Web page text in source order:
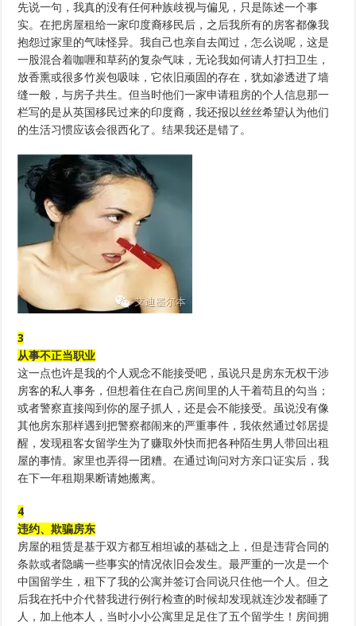
先说一句，我真的没有任何种族歧视与偏见，只是陈述一个事
实。在把房屋租给一家印度裔移民后，之后我所有的房客都像我
抱怨过家里的气味怪异。我自己也亲自去闻过，怎么说呢，这是
一股混合着咖喱和草药的复杂气味，无论我如何请人打扫卫生，
放香熏或很多竹炭包吸味，它依旧顽固的存在，犹如渗透进了墙
缝一般，与房子共生。但当时他们一家申请租房的个人信息那一
栏写的是从英国移民过来的印度裔，我还报以丝丝希望认为他们
的生活习惯应该会很西化了。结果我还是错了。
3
从事不正当职业
这一点也许是我的个人观念不能接受吧，虽说只是房东无权干涉
房客的私人事务，但想着住在自己房间里的人干着苟且的勾当；
或者警察直接闯到你的屋子抓人，还是会不能接受。虽说没有像
其他房东那样遇到把警察都闹来的严重事件，我依然通过邻居提
醒，发现租客女留学生为了赚取外快而把各种陌生男人带回出租
屋的事情。家里也弄得一团糟。在通过询问对方亲口证实后，我
在下一年租期果断请她搬离。
4
违约、欺骗房东
房屋的租赁是基于双方都互相坦诚的基础之上，但是违背合同的
条款或者隐瞒一些事实的情况依旧会发生。最严重的一次是一个
中国留学生，租下了我的公寓并签订合同说只住他一个人。但之
后我在托中介代替我进行例行检查的时候却发现就连沙发都睡了
人，加上他本人，当时小小公寓里足足住了五个留学生！房间拥